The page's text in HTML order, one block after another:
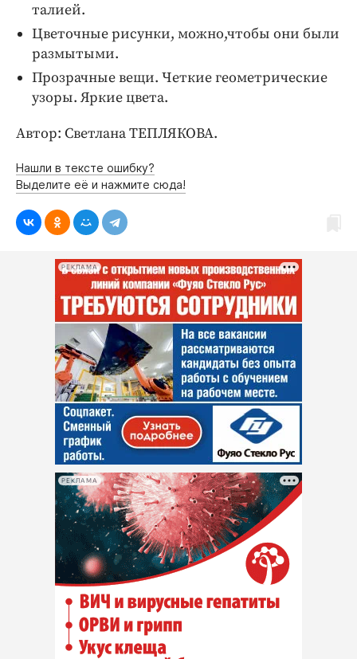
талией.
Цветочные рисунки, можно,чтобы они были
размытыми.
Прозрачные вещи. Четкие геометрические
узоры. Яркие цвета.
Автор: Светлана ТЕПЛЯКОВА.
Нашли в тексте ошибку?
Выделите её и нажмите сюда!
РЕКЛАМА
РЕКЛАМА